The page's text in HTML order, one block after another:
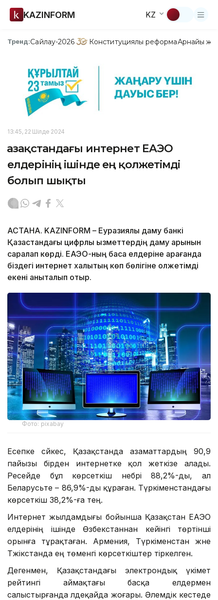
KAZINFORM KZ
Тренд:Сайлау-2026 Конституциялық реформаАрнайы
13:45, 22 Шілде 2024
Қазақстандағы интернет ЕАЭО
елдерінің ішінде ең қолжетімді
болып шықты
АСТАНА. KAZINFORM – Еуразиялық даму банкі
Қазақстандағы цифрлық қызметтердің даму қарқынын
саралап көрді. ЕАЭО-ның басқа елдеріне қарағанда
біздегі интернет халықтың көп бөлігіне қолжетімді
екені анықталып отыр.
Фото: pixabay
Есепке сәйкес, Қазақстанда азаматтардың 90,9
пайызы бірден интернетке қол жеткізе алады.
Ресейде бұл көрсеткіш небәрі 88,2%-ды, ал
Беларусьте – 86,9%-ды құраған. Түркіменстандағы
көрсеткіш 38,2%-ға тең.
Интернет жылдамдығы бойынша Қазақстан ЕАЭО
елдерінің ішінде Өзбекстаннан кейінгі төртінші
орынға тұрақтаған. Армения, Түркіменстан және
Тәжікстанда ең төменгі көрсеткіштер тіркелген.
Дегенмен, Қазақстандағы электрондық үкімет
рейтингі аймақтағы басқа елдермен
салыстырғанда әлдеқайда жоғары. Әлемдік кестеде